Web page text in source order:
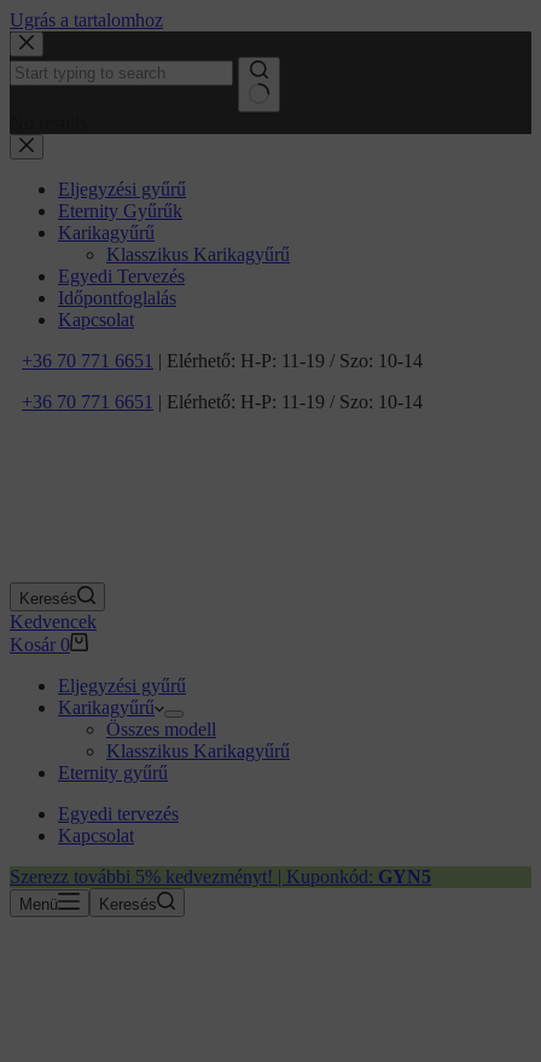
Ugrás a tartalomhoz
Eljegyzési gyűrű
Eternity Gyűrűk
Karikagyűrű
Klasszikus Karikagyűrű
Egyedi Tervezés
Időpontfoglalás
Kapcsolat
+36 70 771 6651 | Elérhető: H-P: 11-19 / Szo: 10-14
+36 70 771 6651 | Elérhető: H-P: 11-19 / Szo: 10-14
Keresés
Kedvencek
Kosár 0
Eljegyzési gyűrű
Karikagyűrű
Összes modell
Klasszikus Karikagyűrű
Eternity gyűrű
Egyedi tervezés
Kapcsolat
Szerezz további 5% kedvezményt! | Kuponkód: GYN5
Menü Keresés